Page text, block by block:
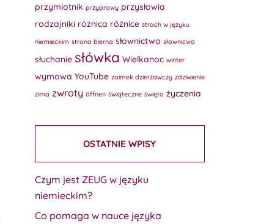
przymiotnik przyprawy przysłowia
rodzajniki różnica różnice strach w języku
niemieckim strona bierna słownictwo słownicwo
słuchanie słówka Wielkanoc winter
wymowa YouTube zaimek dzierżawczy zdziwienie
zima zwroty öffnen świąteczne święta życzenia
OSTATNIE WPISY
Czym jest ZEUG w języku
niemieckim?
Co pomaga w nauce języka